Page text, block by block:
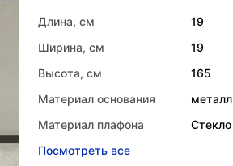
Длина, см
19
Ширина, см
19
Высота, см
165
Материал основания
металл
Материал плафона
Стекло
Посмотреть все